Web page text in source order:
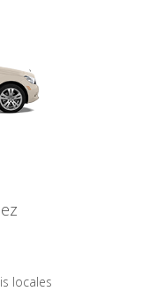
locales